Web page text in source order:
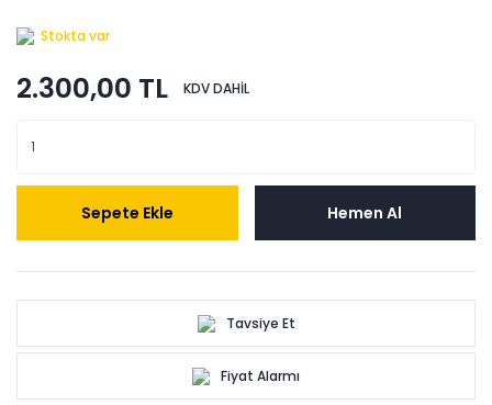
Stokta var
2.300,00 TL KDV DAHİL
Sepete Ekle Hemen Al
Tavsiye Et
Fiyat Alarmı